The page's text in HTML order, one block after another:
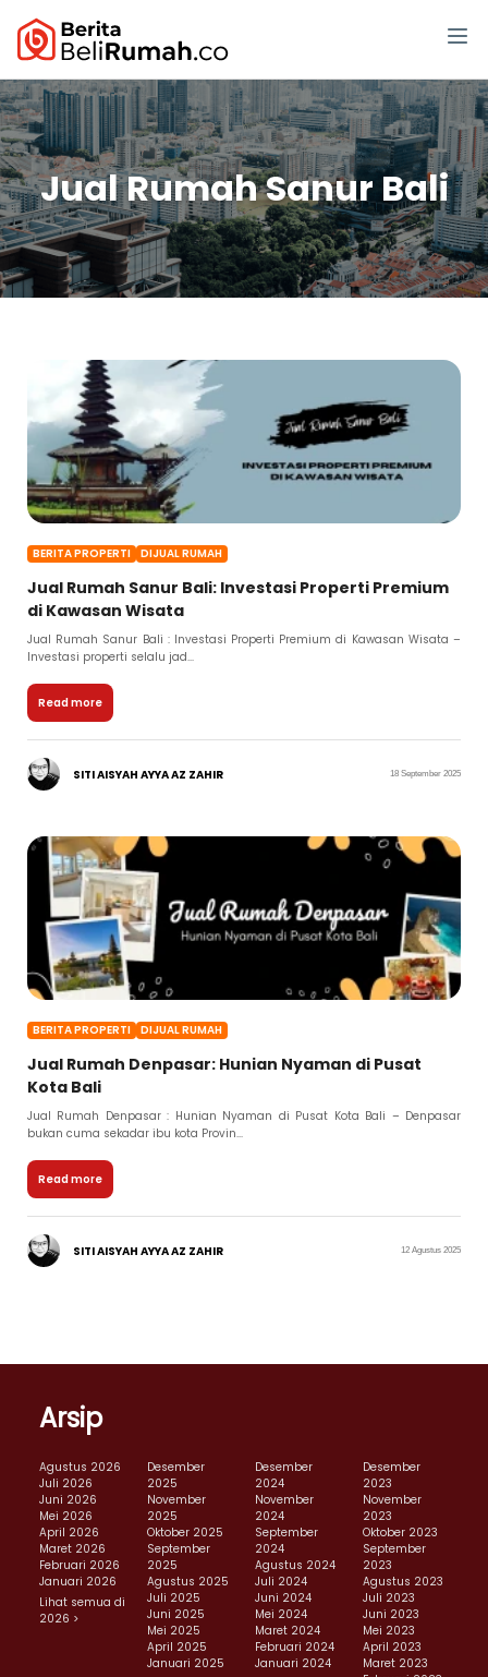
Jual Rumah Sanur Bali
BERITA PROPERTI DIJUAL RUMAH
Jual Rumah Sanur Bali: Investasi Properti Premium
di Kawasan Wisata
Jual Rumah Sanur Bali : Investasi Properti Premium di Kawasan Wisata –
Investasi properti selalu jad...
Read more
SITI AISYAH AYYA AZ ZAHIR 18 September 2025
BERITA PROPERTI DIJUAL RUMAH
Jual Rumah Denpasar: Hunian Nyaman di Pusat
Kota Bali
Jual Rumah Denpasar : Hunian Nyaman di Pusat Kota Bali – Denpasar
bukan cuma sekadar ibu kota Provin...
Read more
SITI AISYAH AYYA AZ ZAHIR 12 Agustus 2025
Arsip
Agustus 2026
Juli 2026
Juni 2026
Mei 2026
April 2026
Maret 2026
Februari 2026
Januari 2026
Lihat semua di
2026 >
Desember
2025
November
2025
Oktober 2025
September
2025
Agustus 2025
Juli 2025
Juni 2025
Mei 2025
April 2025
Januari 2025
Desember
2024
November
2024
September
2024
Agustus 2024
Juli 2024
Juni 2024
Mei 2024
Maret 2024
Februari 2024
Januari 2024
Desember
2023
November
2023
Oktober 2023
September
2023
Agustus 2023
Juli 2023
Juni 2023
Mei 2023
April 2023
Maret 2023